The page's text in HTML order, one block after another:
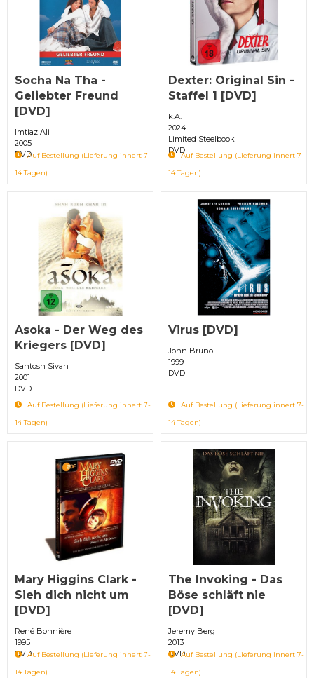
Socha Na Tha -
Geliebter Freund
[DVD]
Imtiaz Ali
2005
DVDAuf Bestellung (Lieferung innert 7-
14 Tagen)
Dexter: Original Sin -
Staffel 1 [DVD]
k.A.
2024
Limited Steelbook
DVD
Auf Bestellung (Lieferung innert 7-
14 Tagen)
Asoka - Der Weg des
Kriegers [DVD]
Santosh Sivan
2001
DVD
Auf Bestellung (Lieferung innert 7-
14 Tagen)
Virus [DVD]
John Bruno
1999
DVD
Auf Bestellung (Lieferung innert 7-
14 Tagen)
Mary Higgins Clark -
Sieh dich nicht um
[DVD]
René Bonnière
1995
DVDAuf Bestellung (Lieferung innert 7-
14 Tagen)
The Invoking - Das
Böse schläft nie
[DVD]
Jeremy Berg
2013
DVDAuf Bestellung (Lieferung innert 7-
14 Tagen)